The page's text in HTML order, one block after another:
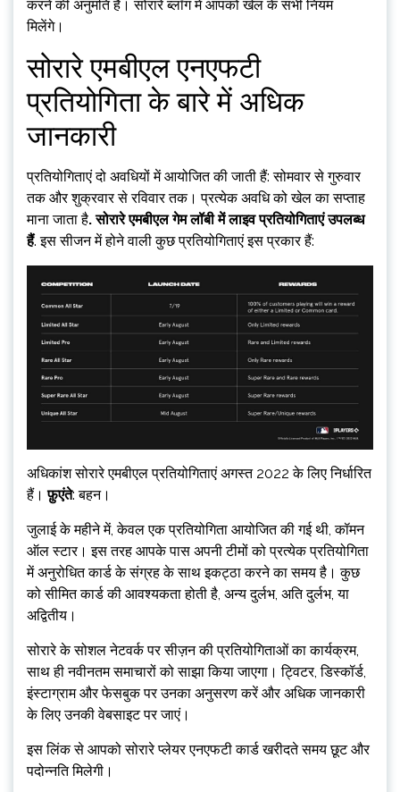
करने की अनुमति है। सोरारे ब्लॉग में आपको खेल के सभी नियम
मिलेंगे।
सोरारे एमबीएल एनएफटी
प्रतियोगिता के बारे में अधिक
जानकारी
प्रतियोगिताएं दो अवधियों में आयोजित की जाती हैं: सोमवार से गुरुवार
तक और शुक्रवार से रविवार तक। प्रत्येक अवधि को खेल का सप्ताह
माना जाता है. सोरारे एमबीएल गेम लॉबी में लाइव प्रतियोगिताएं उपलब्ध
हैं. इस सीजन में होने वाली कुछ प्रतियोगिताएं इस प्रकार हैं:
अधिकांश सोरारे एमबीएल प्रतियोगिताएं अगस्त 2022 के लिए निर्धारित
हैं।फ़ुएंते: बहन।
जुलाई के महीने में, केवल एक प्रतियोगिता आयोजित की गई थी, कॉमन
ऑल स्टार। इस तरह आपके पास अपनी टीमों को प्रत्येक प्रतियोगिता
में अनुरोधित कार्ड के संग्रह के साथ इकट्ठा करने का समय है। कुछ
को सीमित कार्ड की आवश्यकता होती है, अन्य दुर्लभ, अति दुर्लभ, या
अद्वितीय।
सोरारे के सोशल नेटवर्क पर सीज़न की प्रतियोगिताओं का कार्यक्रम,
साथ ही नवीनतम समाचारों को साझा किया जाएगा। ट्विटर, डिस्कॉर्ड,
इंस्टाग्राम और फेसबुक पर उनका अनुसरण करें और अधिक जानकारी
के लिए उनकी वेबसाइट पर जाएं।
इस लिंक से आपको सोरारे प्लेयर एनएफटी कार्ड खरीदते समय छूट और
पदोन्नति मिलेगी।